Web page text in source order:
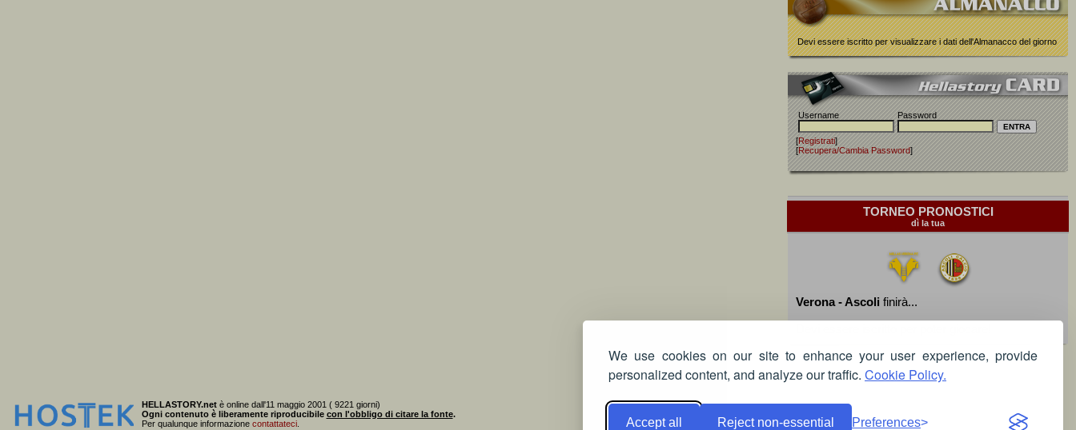
We use cookies on our site to enhance your user experience, provide
personalized content, and analyze our traffic. Cookie Policy.
Accept all Reject non-essential Preferences
Devi essere iscritto per visualizzare i dati dell'Almanacco del giorno
Username Password
[Registrati]
[Recupera/Cambia Password]
TORNEO PRONOSTICI
dì la tua
Verona - Ascoli finirà...
HELLASTORY.netè online dall'11 maggio 2001 ( 9221 giorni)
Ogni contenuto è liberamente riproducibile con l'obbligo di citare la fonte.
Per qualunque informazione contattateci.